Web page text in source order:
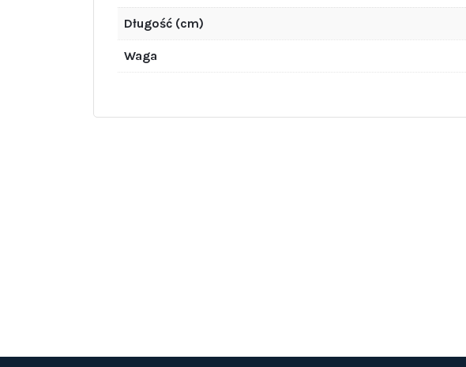
Długość (cm)
Waga